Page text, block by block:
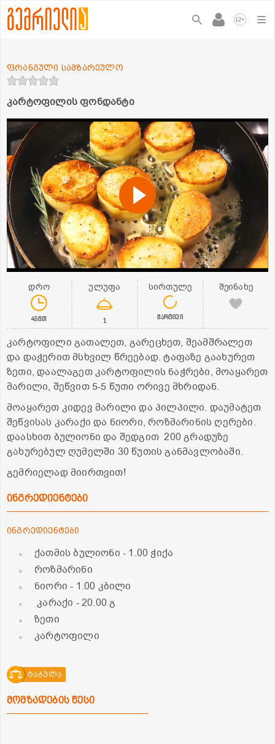
12+
კარტოფილის ფონდანტი
ფრანგული სამზარეულო
დრო
45წთ
ულუფა
1
სირთულე
მარტივი
შეინახე
კარტოფილი გათალეთ, გარეცხეთ, შეამშრალეთ
და დაჭერით მსხვილ წრეებად. ტაფაზე გაახურეთ
ზეთი, დაალაგეთ კარტოფილის ნაჭრები, მოაყარეთ
მარილი, შეწვით 5-5 წუთი ორივე მხრიდან.
მოაყარეთ კიდევ მარილი და პილპილი. დაუმატეთ
შეწვისას კარაქი და ნიორი, როზმარინის ღერები.
დაასხით ბულიონი და შედგით 200 გრადუზე
გახურებულ ღუმელში 30 წუთის განმავლობაში.
გემრიელად მიირთვით!
ინგრედიენტები
ინგრედიენტები
ქათმის ბულიონი - 1.00 ჭიქა
როზმარინი
ნიორი- 1.00 კბილი
კარაქი - 20.00 გ
ზეთი
კარტოფილი
ტაბულა
მომზადების წესი